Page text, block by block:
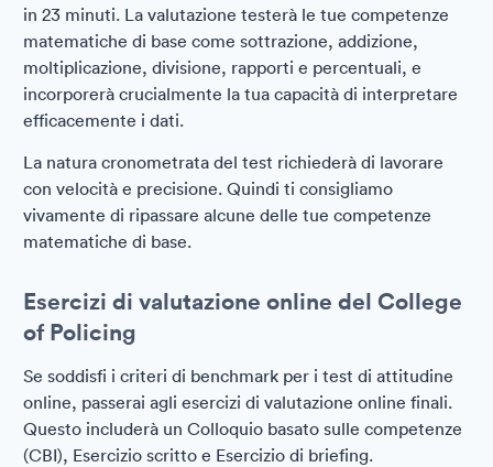
in 23 minuti. La valutazione testerà le tue competenze
matematiche di base come sottrazione, addizione,
moltiplicazione, divisione, rapporti e percentuali, e
incorporerà crucialmente la tua capacità di interpretare
efficacemente i dati.
La natura cronometrata del test richiederà di lavorare
con velocità e precisione. Quindi ti consigliamo
vivamente di ripassare alcune delle tue competenze
matematiche di base.
Esercizi di valutazione online del College
of Policing
Se soddisfi i criteri di benchmark per i test di attitudine
online, passerai agli esercizi di valutazione online finali.
Questo includerà un Colloquio basato sulle competenze
(CBI), Esercizio scritto e Esercizio di briefing.